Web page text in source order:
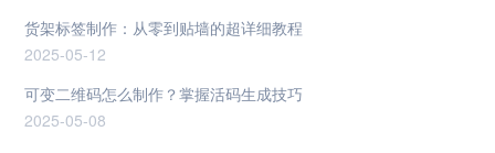
货架标签制作：从零到贴墙的超详细教程
2025-05-12
可变二维码怎么制作？掌握活码生成技巧
2025-05-08